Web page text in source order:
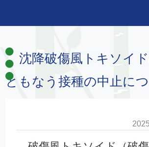
沈降破傷風トキソイ
ともなう接種の中止に